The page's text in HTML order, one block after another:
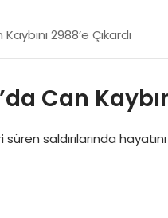
2988’e Çıkardı
Can
saldırılarında